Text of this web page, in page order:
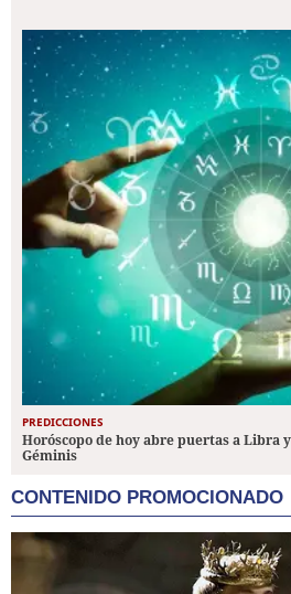
PREDICCIONES
Horóscopo de hoy abre puertas a Libra
Géminis
CONTENIDO PROMOCIONADO